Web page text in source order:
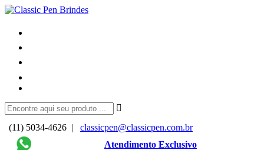
(11) 5034-4626 |
classicpen@classicpen.com.br
Atendimento Exclusivo